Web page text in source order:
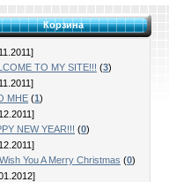
Корзина
TO MY SITE!!! (3)
МНЕ (1)
NEW YEAR!!! (0)
You A Merry Christmas (0)